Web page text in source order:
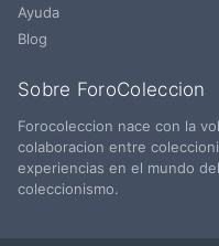
Ayuda
Blog
Sobre ForoColeccion
Forocoleccion nace con la
colaboracion entre
experiencias en el mundo
coleccionismo.